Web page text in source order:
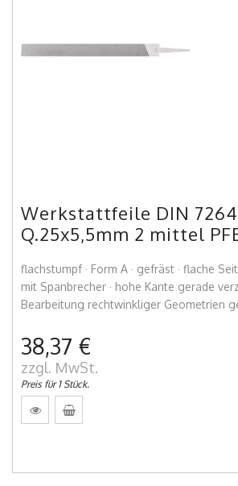
Werkstattfeile DIN
Q.25x5,5mm 2 mittel
flachstumpf · Form A · gefräst · flache
mit Spanbrecher · hohe Kante gerade
Bearbeitung rechtwinkliger Geometrien
38,37 €
zzgl. MwSt.
Preis für 1 Stück.